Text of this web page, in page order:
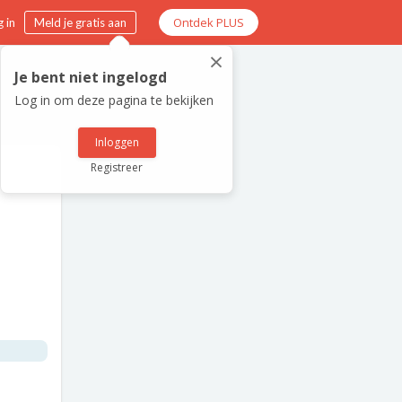
in Meld je gratis aan Ontdek PLUS
×
Je bent niet ingelogd
Log in om deze pagina te bekijken
Inloggen
Registreer